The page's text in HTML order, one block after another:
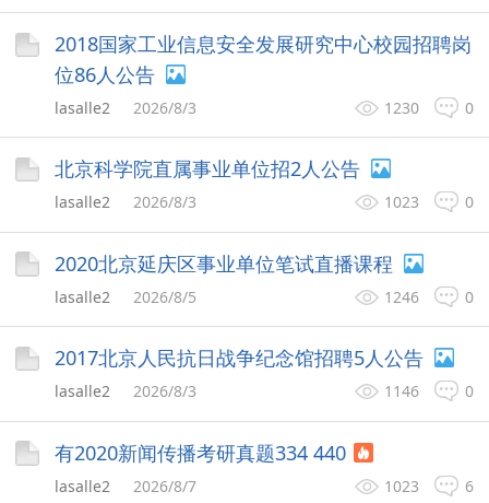
2018国家工业信息安全发展研究中心校园招聘岗
位86人公告
0
1230
lasalle2 2026/8/3
北京科学院直属事业单位招2人公告
0
1023
lasalle2 2026/8/3
2020北京延庆区事业单位笔试直播课程
0
1246
lasalle2 2026/8/5
2017北京人民抗日战争纪念馆招聘5人公告
0
1146
lasalle2 2026/8/3
有2020新闻传播考研真题334 440
6
1023
lasalle2 2026/8/7